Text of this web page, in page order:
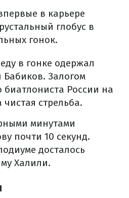
в карьере
глобус в
гонок.
в гонке одержал
Бабиков. Залогом
биатлониста России на
стрельба.
минутами
почти 10 секунд.
досталось
Халили.